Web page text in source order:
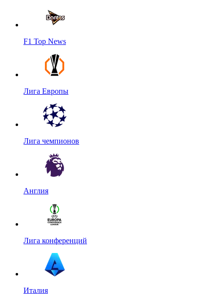
F1 Top News
Лига Европы
Лига чемпионов
Англия
Лига конференций
Италия